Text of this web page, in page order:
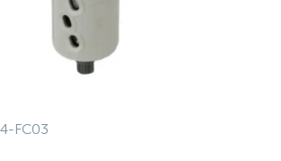
FC03